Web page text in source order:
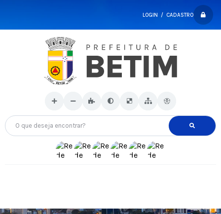
LOGIN / CADASTRO
O que deseja encontrar?